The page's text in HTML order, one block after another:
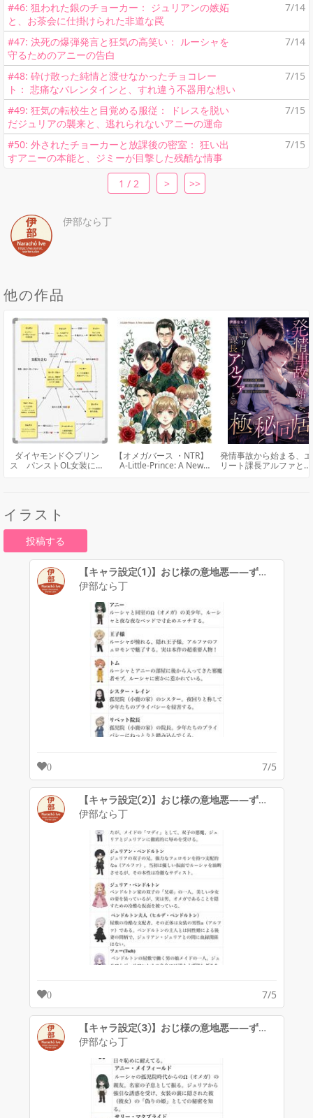
#46: 狙われた銀のチョーカー： ジュリアンの嫉妬
と、お茶会に仕掛けられた非道な罠
7/14
#47: 決死の爆弾発言と狂気の高笑い： ルーシャを
守るためのアニーの告白
7/14
#48: 砕け散った純情と渡せなかったチョコレー
ト： 悲痛なバレンタインと、すれ違う不器用な想い
7/15
#49: 狂気の転校生と目覚める服従： ドレスを脱い
だジュリアの襲来と、逃れられないアニーの運命
7/15
#50: 外されたチョーカーと放課後の密室： 狂い出
すアニーの本能と、ジミーが目撃した残酷な情事
7/15
1 / 2 > >>
伊部なら丁
他の作品
ダイヤモンド◇プリン
ス パンストOL女装に目
【オメガバース ・NTR】
A-Little-Prince: A New
発情事故から始まる、エ
リート課長アルファとの
イラスト
投稿する
【キャラ設定①】おじ様の意地悪——ずぢゅっ＊❤︎「あ”っ……っ/////」
伊部なら丁
0 7/5
【キャラ設定②】おじ様の意地悪——ずぢゅっ＊❤︎「あ”っ……っ/////」
伊部なら丁
0 7/5
【キャラ設定③】おじ様の意地悪——ずぢゅっ＊❤︎「あ”っ……っ/////」
伊部なら丁